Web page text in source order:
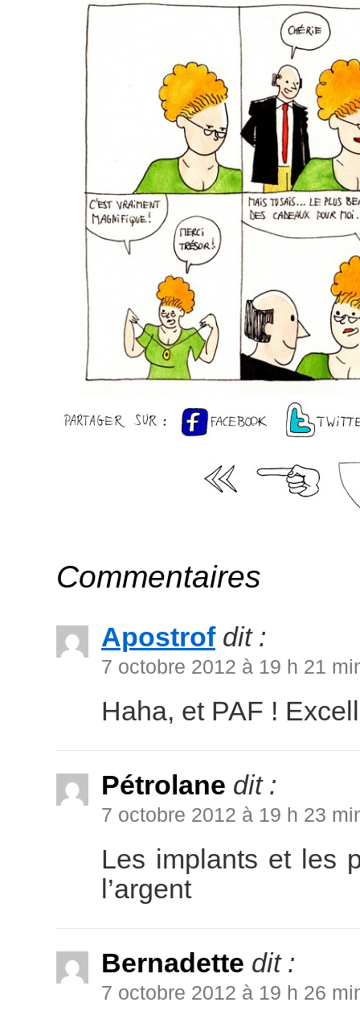
Commentaires
Apostrof dit :
7 octobre 2012 à 19 h 21
Haha, et PAF !
Pétrolane dit :
7 octobre 2012 à 19 h 23
Les implants et les
l’argent
Bernadette dit :
7 octobre 2012 à 19 h 26